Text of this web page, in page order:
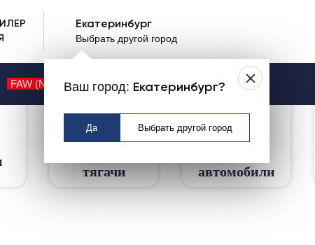
Екатеринбург
Выбрать другой город
Ваш город: Екатеринбург?
Да Выбрать другой город
FAW (NEW) Контакты Услуги
тралы
тягачи
автомобили